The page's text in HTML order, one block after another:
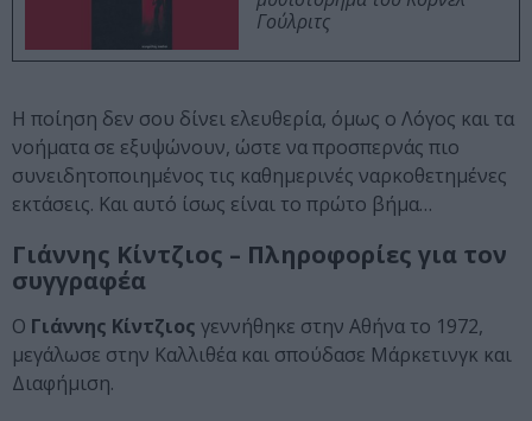
Γούλριτς
Η ποίηση δεν σου δίνει ελευθερία, όμως ο Λόγος και τα
νοήματα σε εξυψώνουν, ώστε να προσπερνάς πιο
συνειδητοποιημένος τις καθημερινές ναρκοθετημένες
εκτάσεις. Και αυτό ίσως είναι το πρώτο βήμα…
Γιάννης Κίντζιος – Πληροφορίες για τον
συγγραφέα
Ο Γιάννης Κίντζιος γεννήθηκε στην Αθήνα το 1972,
μεγάλωσε στην Καλλιθέα και σπούδασε Μάρκετινγκ και
Διαφήμιση.